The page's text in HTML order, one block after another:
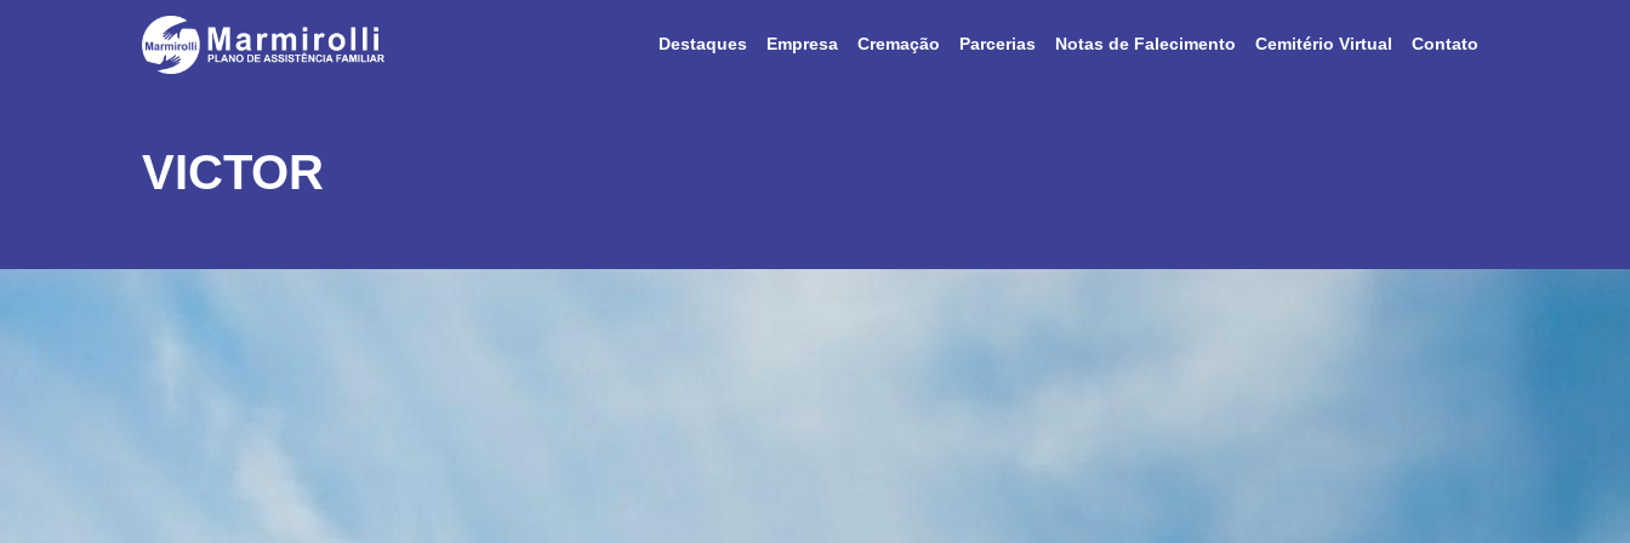
Destaques Empresa Cremação Parcerias Notas de Falecimento Cemitério Virtual Contato
VICTOR